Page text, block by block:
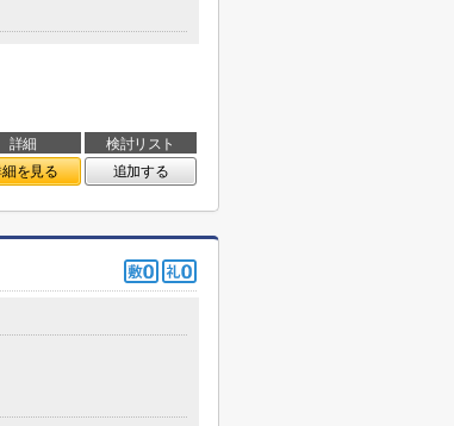
詳細
検討リスト
を見る 追加する